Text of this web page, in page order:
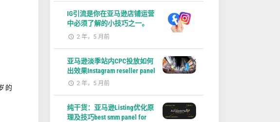
的
IG引流是你在亚马逊店铺运营
中必须了解的小技巧之一。
2 年，5 月前
亚马逊淡季站内CPC投放如何
出效果Instagram reseller panel
2 年，5 月前
纯干货：亚马逊Listing优化原
理及技巧best smm panel for